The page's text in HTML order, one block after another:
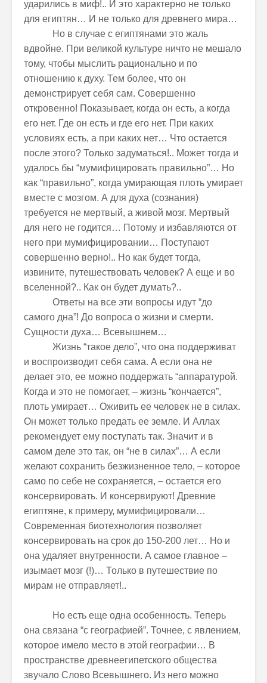
ударились в миф!.. И это характерно не только
для египтян… И не только для древнего мира…
Но в случае с египтянами это жаль
вдвойне. При великой культуре ничто не мешало
тому, чтобы мыслить рационально и по
отношению к духу. Тем более, что он
демонстрирует себя сам. Совершенно
откровенно! Показывает, когда он есть, а когда
его нет. Где он есть и где его нет. При каких
условиях есть, а при каких нет… Что остается
после этого? Только задуматься!.. Может тогда и
удалось бы “мумифицировать правильно”… Но
как “правильно”, когда умирающая плоть умирает
вместе с мозгом. А для духа (сознания)
требуется не мертвый, а живой мозг. Мертвый
для него не годится… Потому и избавляются от
него при мумифицировании… Поступают
совершенно верно!.. Но как будет тогда,
извините, путешествовать человек? А еще и во
вселенной?.. Как он будет думать?..
Ответы на все эти вопросы идут “до
самого дна”! До вопроса о жизни и смерти.
Сущности духа… Всевышнем…
Жизнь “такое дело”, что она поддерживат
и воспроизводит себя сама. А если она не
делает это, ее можно поддержать “аппаратурой.
Когда и это не помогает, – жизнь “кончается”,
плоть умирает… Оживить ее человек не в силах.
Он может только предать ее земле. И Аллах
рекомендует ему поступать так. Значит и в
самом деле это так, он “не в силах”… А если
желают сохранить безжизненное тело, – которое
само по себе не сохраняется, – остается его
консервировать. И консервируют! Древние
египтяне, к примеру, мумифицировали…
Современная биотехнология позволяет
консервировать на срок до 150-200 лет… Но и
она удаляет внутренности. А самое главное –
изымает мозг (!)… Только в путешествие по
мирам не отправляет!..
Но есть еще одна особенность. Теперь
она связана “с географией”. Точнее, с явлением,
которое имело место в этой географии… В
пространстве древнеегипетского общества
звучало Слово Всевышнего. Из него можно